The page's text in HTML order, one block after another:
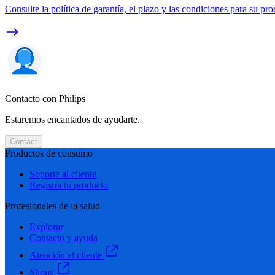
Consulte la política de garantía, el plazo y las condiciones para su
Contacto con Philips
Estaremos encantados de ayudarte.
Contact
Productos de consumo
Soporte al cliente
Registra tu producto
Profesionales de la salud
Explorar
Contacto y ayuda
Atención al cliente
Shops